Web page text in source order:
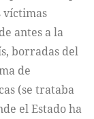
víctimas
antes a la
borradas del
de
(se trataba
el Estado ha